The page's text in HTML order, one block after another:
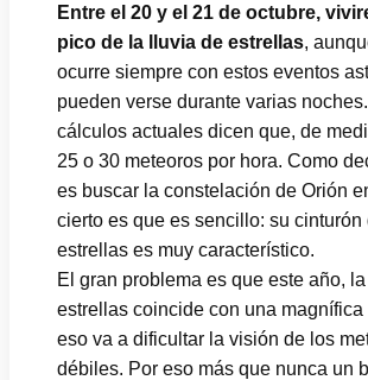
Entre el 20 y el 21 de octubre,
pico de la lluvia de estrellas,
ocurre siempre con estos eventos
pueden verse durante varias
cálculos actuales dicen que, de
25 o 30 meteoros por hora. Como
es buscar la constelación de Orión
cierto es que es sencillo: su cinturón
estrellas es muy característico.
El gran problema es que este año,
estrellas coincide con una
eso va a dificultar la visión de los
débiles. Por eso más que nunca un